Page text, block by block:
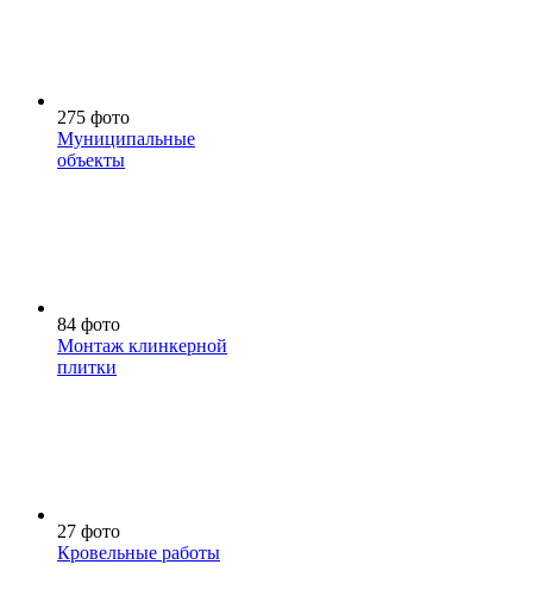
275 фото
Муниципальные
объекты
84 фото
Монтаж клинкерной
плитки
27 фото
Кровельные работы